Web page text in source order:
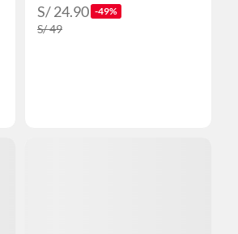
S/ 24.90 -49%
S/ 49